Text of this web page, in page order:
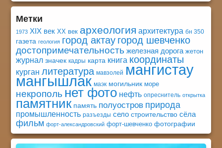
Метки
1973 XIX век XX век археология архитектура бн 350
газета геология город актау город шевченко
достопримечательность железная дорога жетон
журнал значек кадры карта книга координаты
курган литература мавзолей мангистау
мангышлак маэк могильник море
некрополь нет фото нефть опреснитель открытка
памятник память полуостров природа
промышленность разъезды село строительство сёла
фильм форт-александровский форт-шевченко фотографии